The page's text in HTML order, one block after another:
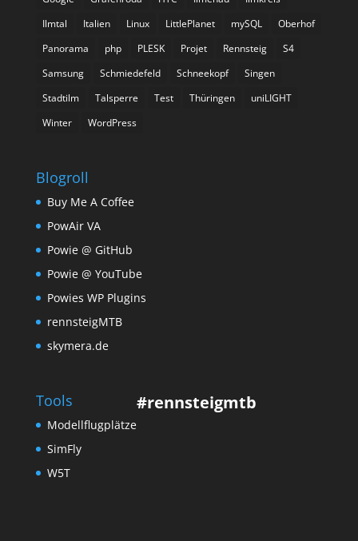
Ilmtal
Italien Linux LittlePlanet mySQL
Oberhof
Panorama
php PLESK Projet Rennsteig
S4
Samsung
Schmiedefeld Schneekopf
Singen
Stadtilm
Talsperre Test Thüringen
uniLIGHT
Winter
WordPress
Blogroll
Buy Me A Coffee
PowAir VA
Powie @ GitHub
Powie @ YouTube
Powies WP Plugins
rennsteigMTB
skymera.de
Tools
Modellflugplätze
SimFly
W5T
#rennsteigmtb